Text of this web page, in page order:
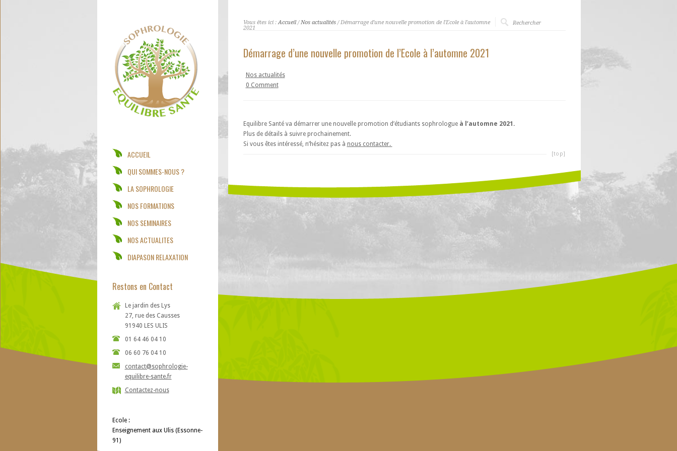
Vous êtes ici :Accueil/Nos actualités/ Démarrage d'une nouvelle promotion de l'Ecole à l'automne
2021
Démarrage d’une nouvelle promotion de l’Ecole à l’automne 2021
Nos actualités
0 Comment
Equilibre Santé va démarrer une nouvelle promotion d’étudiants sophrologue à l’automne 2021.
Plus de détails à suivre prochainement.
Si vous êtes intéressé, n’hésitez pas à nous contacter.
[top]
ACCUEIL
QUI SOMMES-NOUS ?
LA SOPHROLOGIE
NOS FORMATIONS
NOS SEMINAIRES
NOS ACTUALITES
DIAPASON RELAXATION
Restons en Contact
Le jardin des Lys
27, rue des Causses
91940 LES ULIS
01 64 46 04 10
06 60 76 04 10
contact@sophrologie-
equilibre-sante.fr
Contactez-nous
Ecole :
Enseignement aux Ulis (Essonne-
91)